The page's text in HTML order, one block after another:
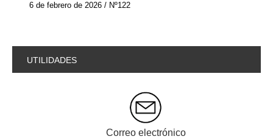
6 de febrero de 2026 / Nº122
UTILIDADES
Correo electrónico